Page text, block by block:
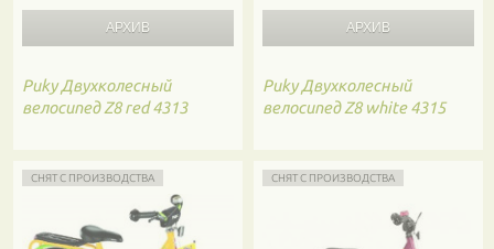
Puky Двухколесный
велосипед Z8 red 4313
Puky Двухколесный
велосипед Z8 white 4315
СНЯТ С ПРОИЗВОДСТВА СНЯТ С ПРОИЗВОДСТВА